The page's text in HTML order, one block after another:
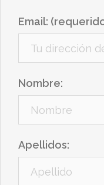
Email:
Nombre:
Apellidos: